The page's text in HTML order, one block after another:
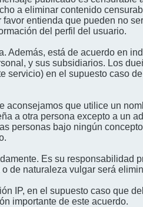
a eliminar contenido
entienda que pueden no
del perfil del usuario.
está de acuerdo en
y sus subsidiarios. Los
en el supuesto caso
que utilice un
a otra persona excepto a un
personas bajo ningún
Es su responsabilidad
de naturaleza vulgar será
IP, en el supuesto caso que
importante de este acuerdo.